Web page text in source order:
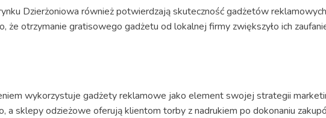
Dzierżoniowa również potwierdzają skuteczność gadżetów
że otrzymanie gratisowego gadżetu od lokalnej firmy zwiększyło ich
wykorzystuje gadżety reklamowe jako element swojej strategii
a sklepy odzieżowe oferują klientom torby z nadrukiem po dokonaniu